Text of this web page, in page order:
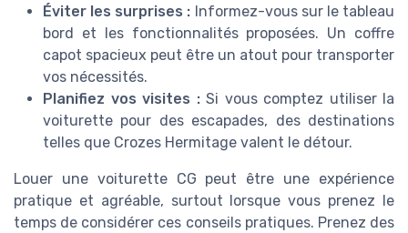
Éviter les surprises : Informez-vous sur le tableau
bord et les fonctionnalités proposées. Un coffre
capot spacieux peut être un atout pour transporter
vos nécessités.
Planifiez vos visites :Si vous comptez utiliser la
voiturette pour des escapades, des destinations
telles que Crozes Hermitage valent le détour.
Louer une voiturette CG peut être une expérience
pratique et agréable, surtout lorsque vous prenez le
temps de considérer ces conseils pratiques. Prenez des